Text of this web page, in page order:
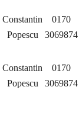
Constantin
Popescu
0170
3069874
Constantin
Popescu
0170
3069874